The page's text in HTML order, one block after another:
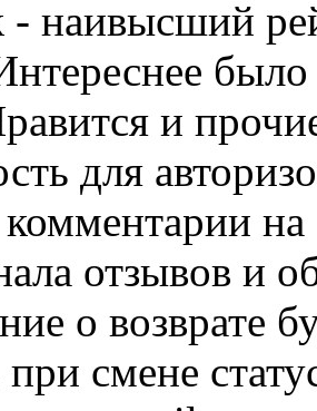
- наивысший
и
для
отзывов и
о возврате
смене